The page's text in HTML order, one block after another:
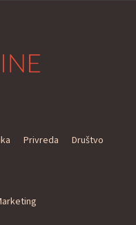
Privreda
Društvo